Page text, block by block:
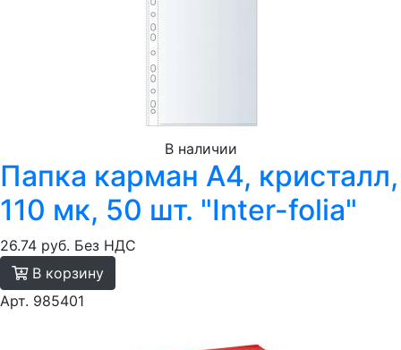
В наличии
Папка карман А4, кристалл,
110 мк, 50 шт. "Inter-folia"
26.74 руб. Без НДС
В корзину
Арт. 985401